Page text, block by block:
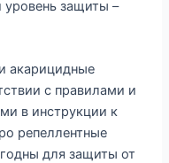
уровень защиты –
акарицидные
с правилами и
в инструкции к
репеллентные
для защиты от